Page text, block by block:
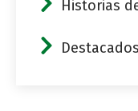
Historias
Destacados